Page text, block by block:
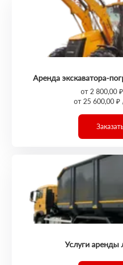
Аренда экскаватора-
от 2 800,00
от 25 600,00 ₽
Услуги аренды